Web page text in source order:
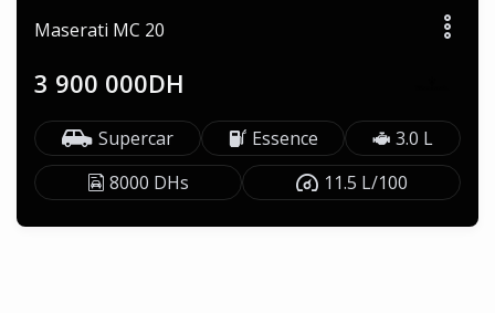
Maserati MC 20
3 900 000DH
Supercar Essence
3.0 L
8000 DHs
11.5 L/100